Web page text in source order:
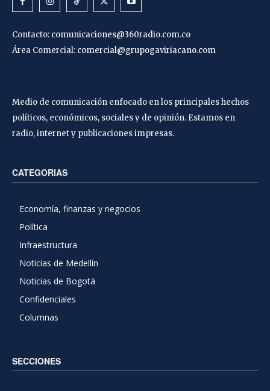
Contacto: comunicaciones@360radio.com.co
Área Comercial: comercial@grupogaviriacano.com
Medio de comunicación enfocado en los principales hechos
políticos, económicos, sociales y de opinión. Estamos en
radio, internet y publicaciones impresas.
CATEGORIAS
Economía, finanzas y negocios
Política
Infraestructura
Noticias de Medellín
Noticias de Bogotá
Confidenciales
Columnas
SECCIONES